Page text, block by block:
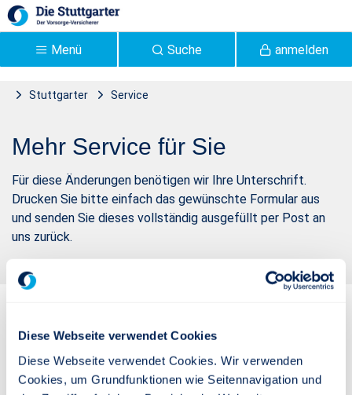
Diese Webseite verwendet Cookies
Diese Webseite verwendet Cookies. Wir verwenden
Cookies, um Grundfunktionen wie Seitennavigation und
Zum Hauptinhalt springen
anmelden
Suche
Menü
Stuttgarter
Service
Versicherung - Stuttgarter
Mehr Service für Sie
Für diese Änderungen benötigen wir Ihre Unterschrift.
Drucken Sie bitte einfach das gewünschte Formular aus
und senden Sie dieses vollständig ausgefüllt per Post an
uns zurück.
Telefon: 0711 665-0